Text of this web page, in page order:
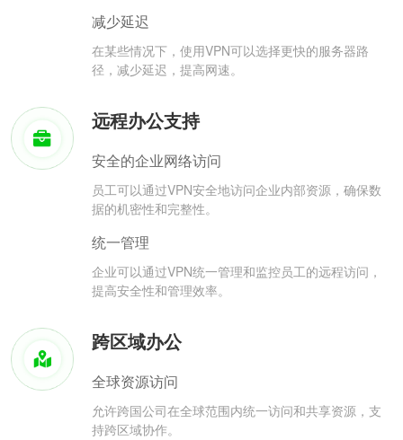
减少延迟
在某些情况下，使用VPN可以选择更快的服务器路
径，减少延迟，提高网速。
远程办公支持
安全的企业网络访问
员工可以通过VPN安全地访问企业内部资源，确保数
据的机密性和完整性。
统一管理
企业可以通过VPN统一管理和监控员工的远程访问，
提高安全性和管理效率。
跨区域办公
全球资源访问
允许跨国公司在全球范围内统一访问和共享资源，支
持跨区域协作。